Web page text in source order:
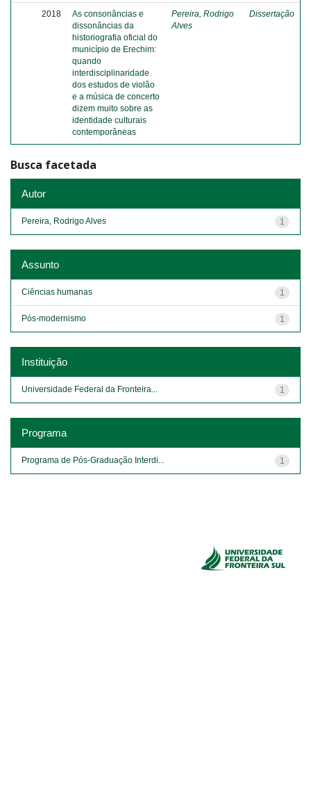
2018
As consonâncias e
dissonâncias da
historiografia oficial do
município de Erechim:
quando
interdisciplinaridade
dos estudos de violão
e a música de concerto
dizem muito sobre as
identidade culturais
contemporâneas
Pereira, Rodrigo
Alves
Dissertação
Busca facetada
Autor
1
Pereira, Rodrigo Alves
Assunto
1
Ciências humanas
1
Pós-modernismo
Instituição
1
Universidade Federal da Fronteira...
Programa
1
Programa de Pós-Graduação Interdi...